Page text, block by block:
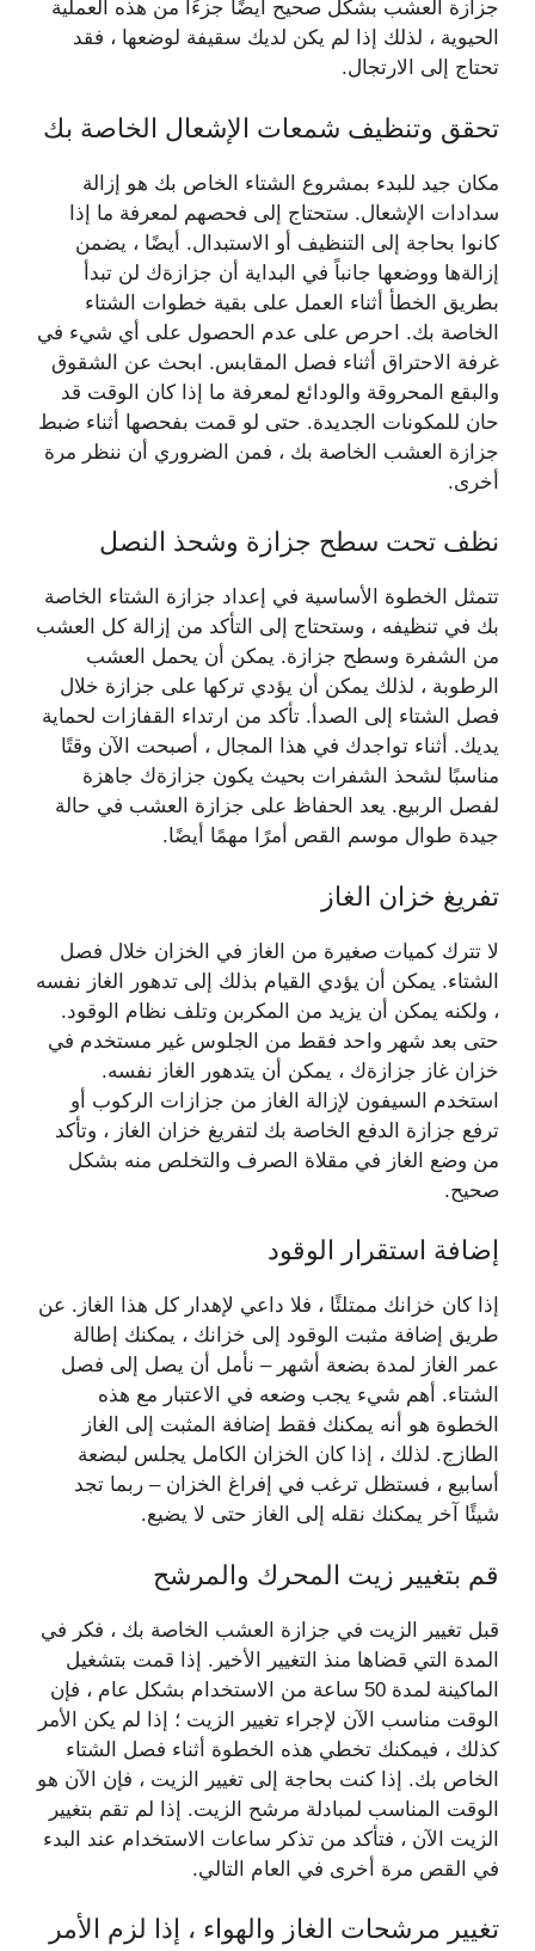
جزازة العشب بشكل صحيح أيضًا جزءًا من هذه العملية
الحيوية ، لذلك إذا لم يكن لديك سقيفة لوضعها ، فقد
تحتاج إلى الارتجال.
تحقق وتنظيف شمعات الإشعال الخاصة بك
مكان جيد للبدء بمشروع الشتاء الخاص بك هو إزالة
سدادات الإشعال. ستحتاج إلى فحصهم لمعرفة ما إذا
كانوا بحاجة إلى التنظيف أو الاستبدال. أيضًا ، يضمن
إزالةها ووضعها جانباً في البداية أن جزازةك لن تبدأ
بطريق الخطأ أثناء العمل على بقية خطوات الشتاء
الخاصة بك. احرص على عدم الحصول على أي شيء في
غرفة الاحتراق أثناء فصل المقابس. ابحث عن الشقوق
والبقع المحروقة والودائع لمعرفة ما إذا كان الوقت قد
حان للمكونات الجديدة. حتى لو قمت بفحصها أثناء ضبط
جزازة العشب الخاصة بك ، فمن الضروري أن ننظر مرة
أخرى.
نظف تحت سطح جزازة وشحذ النصل
تتمثل الخطوة الأساسية في إعداد جزازة الشتاء الخاصة
بك في تنظيفه ، وستحتاج إلى التأكد من إزالة كل العشب
من الشفرة وسطح جزازة. يمكن أن يحمل العشب
الرطوبة ، لذلك يمكن أن يؤدي تركها على جزازة خلال
فصل الشتاء إلى الصدأ. تأكد من ارتداء القفازات لحماية
يديك. أثناء تواجدك في هذا المجال ، أصبحت الآن وقتًا
مناسبًا لشحذ الشفرات بحيث يكون جزازةك جاهزة
لفصل الربيع. يعد الحفاظ على جزازة العشب في حالة
جيدة طوال موسم القص أمرًا مهمًا أيضًا.
تفريغ خزان الغاز
لا تترك كميات صغيرة من الغاز في الخزان خلال فصل
الشتاء. يمكن أن يؤدي القيام بذلك إلى تدهور الغاز نفسه
، ولكنه يمكن أن يزيد من المكربن ​​وتلف نظام الوقود.
حتى بعد شهر واحد فقط من الجلوس غير مستخدم في
خزان غاز جزازةك ، يمكن أن يتدهور الغاز نفسه.
استخدم السيفون لإزالة الغاز من جزازات الركوب أو
ترفع جزازة الدفع الخاصة بك لتفريغ خزان الغاز ، وتأكد
من وضع الغاز في مقلاة الصرف والتخلص منه بشكل
صحيح.
إضافة استقرار الوقود
إذا كان خزانك ممتلئًا ، فلا داعي لإهدار كل هذا الغاز. عن
طريق إضافة مثبت الوقود إلى خزانك ، يمكنك إطالة
عمر الغاز لمدة بضعة أشهر – نأمل أن يصل إلى فصل
الشتاء. أهم شيء يجب وضعه في الاعتبار مع هذه
الخطوة هو أنه يمكنك فقط إضافة المثبت إلى الغاز
الطازج. لذلك ، إذا كان الخزان الكامل يجلس لبضعة
أسابيع ، فستظل ترغب في إفراغ الخزان – ربما تجد
شيئًا آخر يمكنك نقله إلى الغاز حتى لا يضيع.
قم بتغيير زيت المحرك والمرشح
قبل تغيير الزيت في جزازة العشب الخاصة بك ، فكر في
المدة التي قضاها منذ التغيير الأخير. إذا قمت بتشغيل
الماكينة لمدة 50 ساعة من الاستخدام بشكل عام ، فإن
الوقت مناسب الآن لإجراء تغيير الزيت ؛ إذا لم يكن الأمر
كذلك ، فيمكنك تخطي هذه الخطوة أثناء فصل الشتاء
الخاص بك. إذا كنت بحاجة إلى تغيير الزيت ، فإن الآن هو
الوقت المناسب لمبادلة مرشح الزيت. إذا لم تقم بتغيير
الزيت الآن ، فتأكد من تذكر ساعات الاستخدام عند البدء
في القص مرة أخرى في العام التالي.
تغيير مرشحات الغاز والهواء ، إذا لزم الأمر